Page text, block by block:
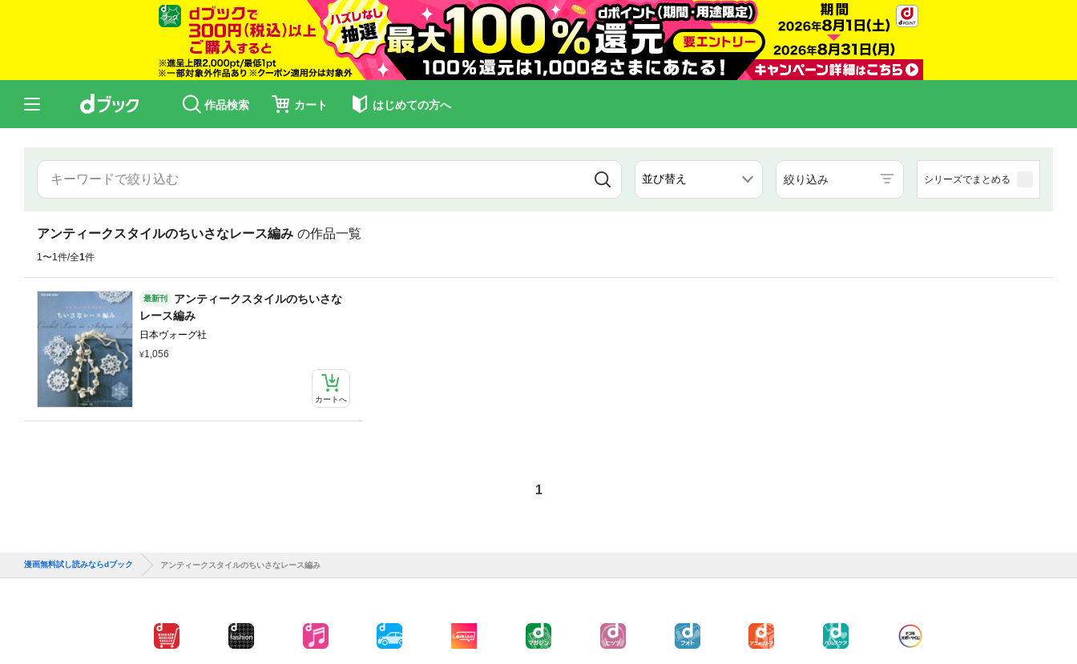
作品検索 カート はじめての方へ
絞り込み シリーズでまとめる
アンティークスタイルのちいさなレース編み の作品一覧
1〜1件/全1件
最新刊
アンティークスタイルのちいさな
レース編み
日本ヴォーグ社
1,056
カートへ
1
漫画無料試し読みならdブック アンティークスタイルのちいさなレース編み